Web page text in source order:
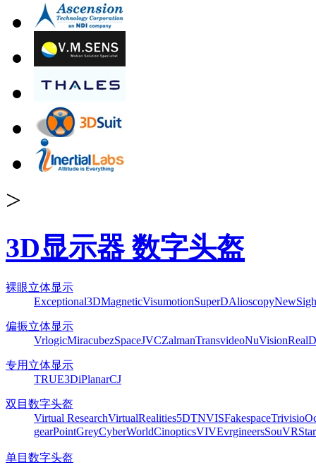
>
3D显示器 数字头盔
裸眼立体显示
Exceptional3DMagneticVisumotionSuperDAlioscopy
偏振立体显示
VrlogicMiracubezSpaceJVCZalmanTransvideoNuVisionRealD
专用立体显示
TRUE3DiPlanarCJ
双目数字头盔
Virtual ResearchVirtualRealities5DTNVISFakespaceTrivisio
gearPointGreyCyberWorldCinopticsVIVEvrgineersSouVR
单目数字头盔